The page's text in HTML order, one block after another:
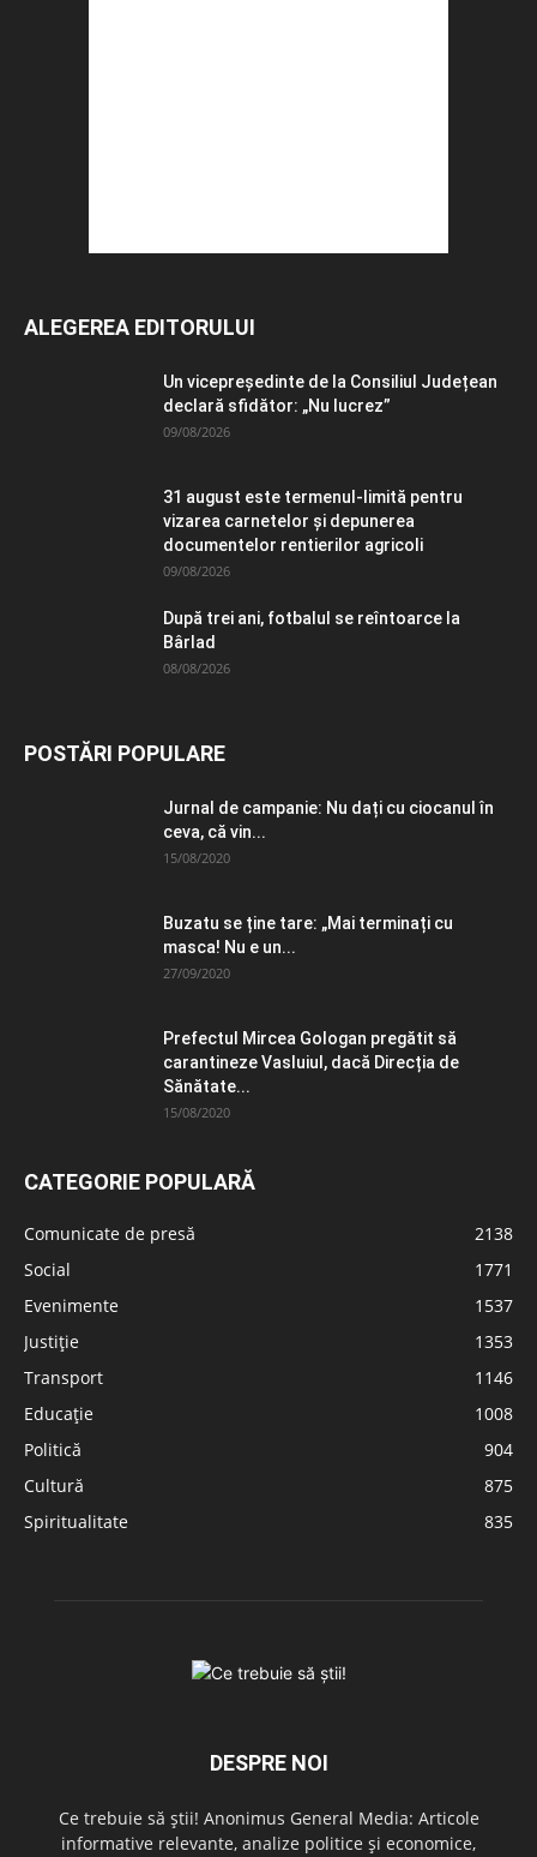
ALEGEREA EDITORULUI
Un vicepreședinte de la Consiliul Județean
declară sfidător: „Nu lucrez”
09/08/2026
31 august este termenul-limită pentru
vizarea carnetelor și depunerea
documentelor rentierilor agricoli
09/08/2026
După trei ani, fotbalul se reîntoarce la
Bârlad
08/08/2026
POSTĂRI POPULARE
Jurnal de campanie: Nu dați cu ciocanul în
ceva, că vin...
15/08/2020
Buzatu se ține tare: „Mai terminați cu
masca! Nu e un...
27/09/2020
Prefectul Mircea Gologan pregătit să
carantineze Vasluiul, dacă Direcția de
Sănătate...
15/08/2020
CATEGORIE POPULARĂ
Comunicate de presă
2138
Social
1771
Evenimente
1537
Justiție
1353
Transport
1146
Educație
1008
Politică
904
Cultură
875
Spiritualitate
835
DESPRE NOI
Ce trebuie să știi! Anonimus General Media: Articole
informative relevante, analize politice și economice,